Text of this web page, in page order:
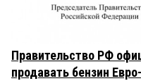
Правительство РФ
продавать бензин